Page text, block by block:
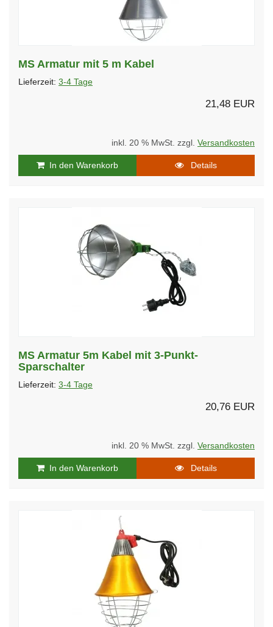
MS Armatur mit 5 m Kabel
Lieferzeit: 3-4 Tage
21,48 EUR
inkl. 20 % MwSt. zzgl. Versandkosten
In den Warenkorb Details
MS Armatur 5m Kabel mit 3-Punkt-
Sparschalter
Lieferzeit: 3-4 Tage
20,76 EUR
inkl. 20 % MwSt. zzgl. Versandkosten
In den Warenkorb Details